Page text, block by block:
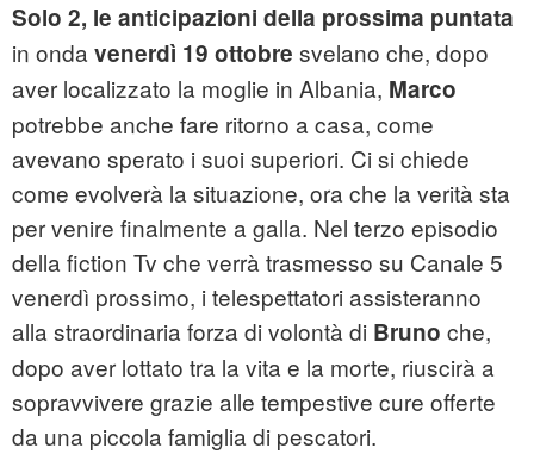
Solo 2, le anticipazioni della prossima puntata
in onda venerdì 19 ottobre svelano che, dopo
aver localizzato la moglie in Albania, Marco
potrebbe anche fare ritorno a casa, come
avevano sperato i suoi superiori. Ci si chiede
come evolverà la situazione, ora che la verità sta
per venire finalmente a galla. Nel terzo episodio
della fiction Tv che verrà trasmesso su Canale 5
venerdì prossimo, i telespettatori assisteranno
alla straordinaria forza di volontà di Bruno che,
dopo aver lottato tra la vita e la morte, riuscirà a
sopravvivere grazie alle tempestive cure offerte
da una piccola famiglia di pescatori.